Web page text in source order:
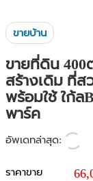
ขายบ้าน
ขายที่ดิน
สร้างเดิม ที่ส
พร้อมใช้ ใก้
พาร์ค
อัพเดทล่าสุด:
ราคาขาย